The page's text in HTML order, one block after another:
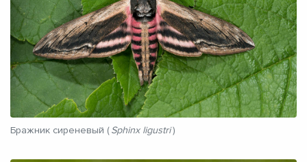
Бражник сиреневый (Sphinx ligustri )